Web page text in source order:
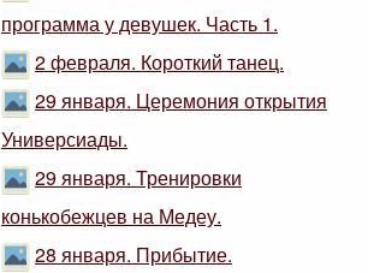
программа у девушек. Часть 1.
2 февраля. Короткий танец.
29 января. Церемония открытия
Универсиады.
29 января. Тренировки
конькобежцев на Медеу.
28 января. Прибытие.